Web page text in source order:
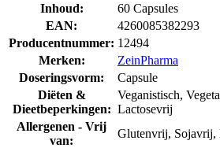
Inhoud:
60 Capsules
EAN:
4260085382293
Producentnummer: 12494
Merken:
ZeinPharma
Doseringsvorm:
Capsule
Diëten &
Dieetbeperkingen:
Veganistisch,
Lactosevrij
Allergenen - Vrij
van:
Glutenvrij, Sojavrij,